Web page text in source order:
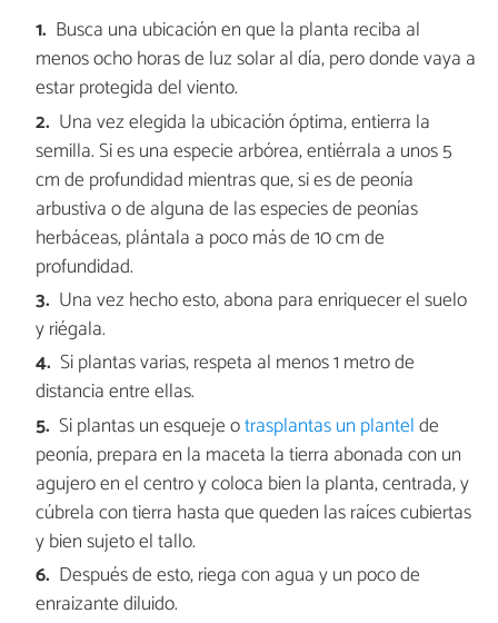
Busca una ubicación en que la planta reciba al
menos ocho horas de luz solar al día, pero donde vaya a
estar protegida del viento.
Una vez elegida la ubicación óptima, entierra la
semilla. Si es una especie arbórea, entiérrala a unos 5
cm de profundidad mientras que, si es de peonía
arbustiva o de alguna de las especies de peonías
herbáceas, plántala a poco más de 10 cm de
profundidad.
Una vez hecho esto, abona para enriquecer el suelo
y riégala.
Si plantas varias, respeta al menos 1 metro de
distancia entre ellas.
Si plantas un esqueje otrasplantas un plantelde
peonía, prepara en la maceta la tierra abonada con un
agujero en el centro y coloca bien la planta, centrada, y
cúbrela con tierra hasta que queden las raíces cubiertas
y bien sujeto el tallo.
Después de esto, riega con agua y un poco de
enraizante diluido.